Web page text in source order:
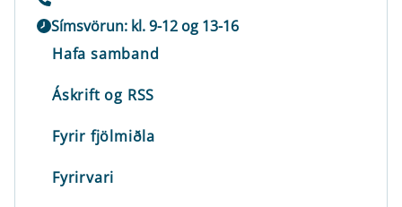
Símsvörun: kl. 9-12 og 13-16
Hafa samband
Áskrift og RSS
Fyrir fjölmiðla
Fyrirvari